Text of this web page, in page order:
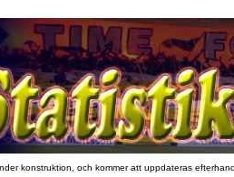
konstruktion, och kommer att uppdateras